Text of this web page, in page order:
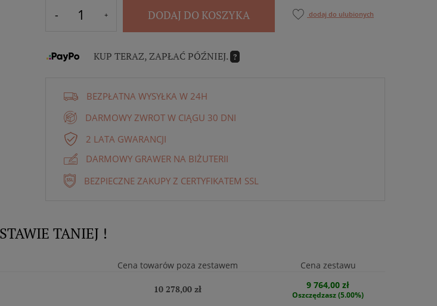
DODAJ DO KOSZYKA dodaj do ulubionych
KUP TERAZ, ZAPŁAĆ PÓŹNIEJ. ?
BEZPŁATNA WYSYŁKA W 24H
DARMOWY ZWROT W CIĄGU 30 DNI
2 LATA GWARANCJI
DARMOWY GRAWER NA BIŻUTERII
BEZPIECZNE ZAKUPY Z CERTYFIKATEM SSL
TANIEJ !
Cena towarów poza zestawem Cena zestawu
10 278,00 zł 9 764,00 zł
Oszczędzasz (5.00%)